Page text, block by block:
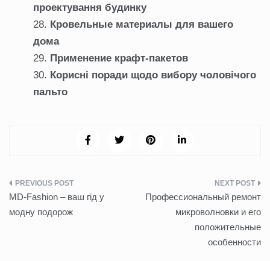
проектування будинку
Кровельные материалы для вашего
дома
Применение крафт-пакетов
Корисні поради щодо вибору чоловічого
пальто
Навигация
по
MD-Fashion – ваш гід у
модну подорож
Профессиональный ремонт
микроволновки и его
положительные
особенности